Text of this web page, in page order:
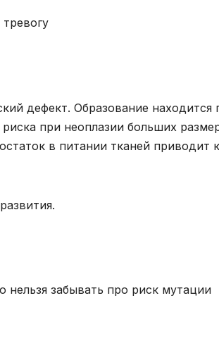
дефект. Образование находится
при неоплазии больших
в питании тканей приводит к
нельзя забывать про риск мутации